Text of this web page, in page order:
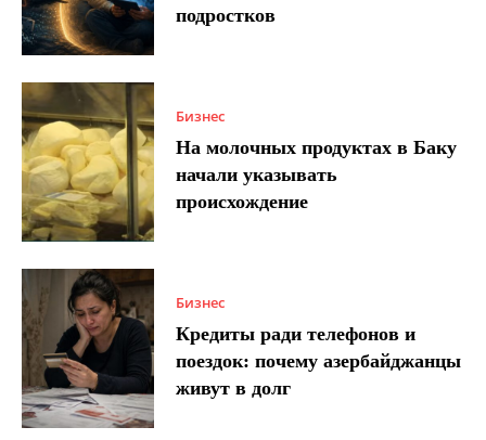
подростков
Бизнес
На молочных продуктах в Баку
начали указывать
происхождение
Бизнес
Кредиты ради телефонов и
поездок: почему азербайджанцы
живут в долг